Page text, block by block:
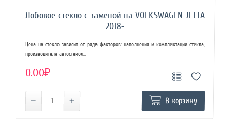
Лобовое стекло с заменой на VOLKSWAGEN JETTA
2018-
Цена на стекло зависит от ряда факторов: наполнения и комплектации стекла,
производителя автостекол...
0.00₽
В корзину